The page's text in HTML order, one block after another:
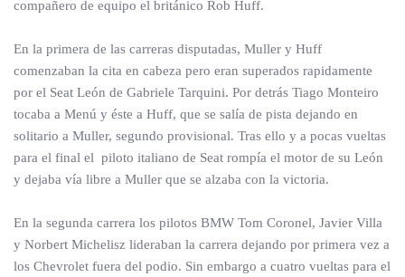
compañero de equipo el británico Rob Huff.
En la primera de las carreras disputadas, Muller y Huff
comenzaban la cita en cabeza pero eran superados rapidamente
por el Seat León de Gabriele Tarquini. Por detrás Tiago Monteiro
tocaba a Menú y éste a Huff, que se salía de pista dejando en
solitario a Muller, segundo provisional. Tras ello y a pocas vueltas
para el final el piloto italiano de Seat rompía el motor de su León
y dejaba vía libre a Muller que se alzaba con la victoria.
En la segunda carrera los pilotos BMW Tom Coronel, Javier Villa
y Norbert Michelisz lideraban la carrera dejando por primera vez a
los Chevrolet fuera del podio. Sin embargo a cuatro vueltas para el